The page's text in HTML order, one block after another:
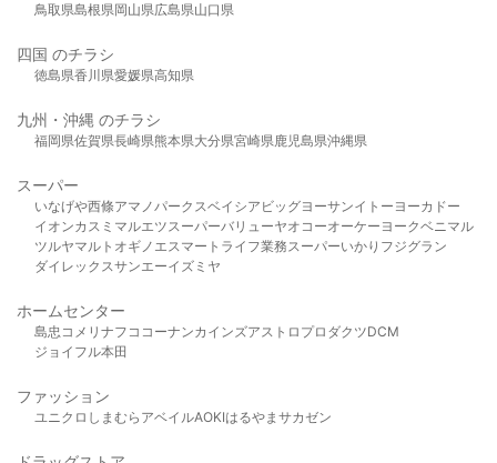
鳥取県島根県岡山県広島県山口県
四国 のチラシ
徳島県香川県愛媛県高知県
九州・沖縄 のチラシ
福岡県佐賀県長崎県熊本県大分県宮崎県鹿児島県沖縄県
スーパー
いなげや西條アマノパークスベイシア ビッグヨーサンイトーヨーカドー
イオンカスミ マルエツスーパーバリューヤオコーオーケー ヨークベニマル
ツルヤマルト オギノ エスマート ライフ業務スーパーいかり フジグラン
ダイレックスサンエーイズミヤ
ホームセンター
島忠 コメリ ナフコ コーナンカインズアストロプロダクツDCM
ジョイフル本田
ファッション
ユニクロ しまむら アベイルAOKIはるやま サカゼン